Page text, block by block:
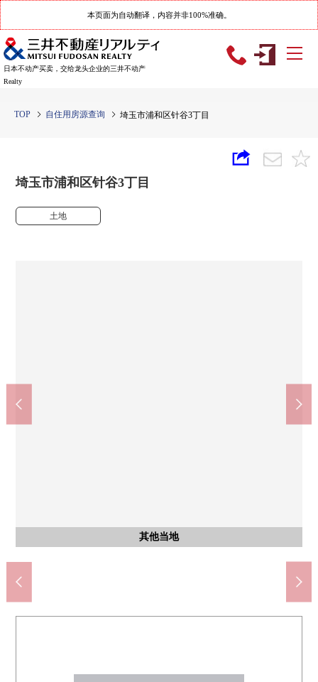
本页面为自动翻译，内容并非100%准确。
日本不动产买卖，交给龙头企业的三井不动产
Realty
TOP 自住用房源查询 埼玉市浦和区针谷3丁目
埼玉市浦和区针谷3丁目
土地
其他当地
含有前面道路的外观
土地照片
含有前面道路的外观
含有前面道路的外观
埼玉市立针谷小学(约810m)
埼玉市立大原中学(约1500m)
Yaoko浦和上木崎商店(约580m)
新鲜市场TOP bibamoru埼玉新都心商店(约910m)
松本清浦和上木崎商店(约330m)
杉药房浦和上木崎商店(约580m)
7-Eleven埼玉上木崎2丁目商店(约290m)
Lawson埼玉领土家7丁目商店(约450m)
浦和上木崎邮局(约530m)
上木崎大光叶榉树公园(约260m)